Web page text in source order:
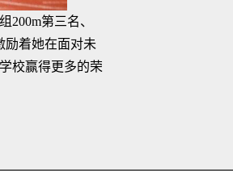
第三名、
励着她在面对未
校赢得更多的荣